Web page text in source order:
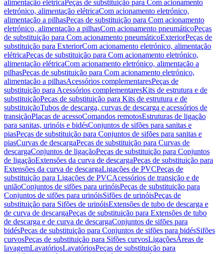
alimentação elétricaPeças de substituição para Com acionamento
eletrónico, alimentação elétricaCom acionamento eletrónico,
alimentação a pilhasPeças de substituição para Com acionamento
eletrónico, alimentação a pilhasCom acionamento pneumáticoPeças
de substituição para Com acionamento pneumáticoExteriorPeças de
substituição para ExteriorCom acionamento eletrónico, alimentação
elétricaPeças de substituição para Com acionamento eletrónico,
alimentação elétricaCom acionamento eletrónico, alimentação a
pilhasPeças de substituição para Com acionamento eletrónico,
alimentação a pilhasAcessórios complementaresPeças de
substituição para Acessórios complementaresKits de estrutura e de
substituiçãoPeças de substituição para Kits de estrutura e de
substituiçãoTubos de descarga, curvas de descarga e acessórios de
transiçãoPlacas de acessoComandos remotosEstruturas de ligação
para sanitas, urinóis e bidésConjuntos de sifões para sanitas e
piasPeças de substituição para Conjuntos de sifões para sanitas e
piasCurvas de descargaPeças de substituição para Curvas de
descargaConjuntos de ligaçãoPeças de substituição para Conjuntos
de ligaçãoExtensões da curva de descargaPeças de substituição para
Extensões da curva de descargaLigações de PVCPeças de
substituição para Ligações de PVCAcessórios de transição e de
uniãoConjuntos de sifões para urinóisPeças de substituição para
Conjuntos de sifões para urinóisSifões de urinóisPeças de
substituição para Sifões de urinóisExtensões de tubo de descarga e
de curva de descargaPeças de substituição para Extensões de tubo
de descarga e de curva de descargaConjuntos de sifões para
bidésPeças de substituição para Conjuntos de sifões para bidésSifões
curvosPeças de substituição para Sifões curvosLigaçõesÁreas de
lavagemLavatóriosLavatóriosPeças de substituição para